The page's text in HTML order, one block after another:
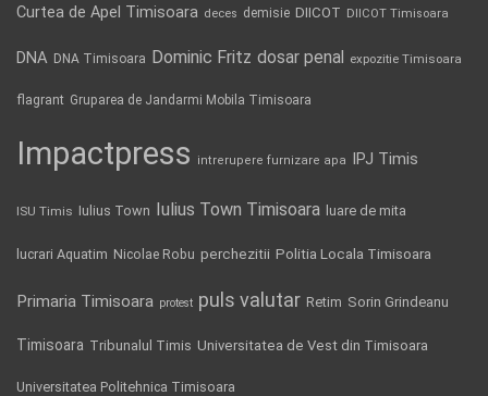
Curtea de Apel Timisoara deces demisie DIICOT DIICOT Timisoara
DNA DNA Timisoara Dominic Fritz dosar penal expozitie Timisoara
flagrant Gruparea de Jandarmi Mobila Timisoara
Impactpress intrerupere furnizare apa IPJ Timis
ISU Timis Iulius Town Iulius Town Timisoara luare de mita
lucrari Aquatim Nicolae Robu perchezitii Politia Locala Timisoara
Primaria Timisoara protest puls valutar Retim Sorin Grindeanu
Timisoara Tribunalul Timis Universitatea de Vest din Timisoara
Universitatea Politehnica Timisoara